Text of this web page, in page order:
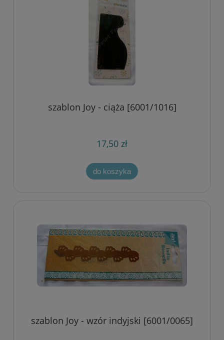
szablon Joy - ciąża [6001/1016]
17,50 zł
do koszyka
szablon Joy - wzór indyjski [6001/0065]